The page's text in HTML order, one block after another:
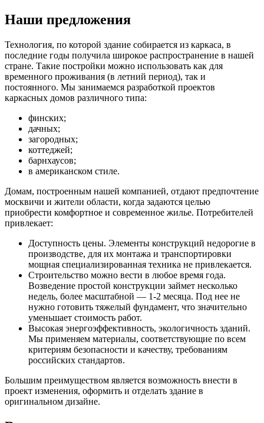
Наши предложения
Технология, по которой здание собирается из каркаса, в
последние годы получила широкое распространение в нашей
стране. Такие постройки можно использовать как для
временного проживания (в летний период), так и
постоянного. Мы занимаемся разработкой проектов
каркасных домов различного типа:
финских;
дачных;
загородных;
коттеджей;
барнхаусов;
в американском стиле.
Домам, построенным нашей компанией, отдают предпочтение
москвичи и жители области, когда задаются целью
приобрести комфортное и современное жилье. Потребителей
привлекает:
Доступность цены. Элементы конструкций недорогие в
производстве, для их монтажа и транспортировки
мощная специализированная техника не привлекается.
Строительство можно вести в любое время года.
Возведение простой конструкции займет несколько
недель, более масштабной — 1-2 месяца. Под нее не
нужно готовить тяжелый фундамент, что значительно
уменьшает стоимость работ.
Высокая энергоэффективность, экологичность зданий.
Мы применяем материалы, соответствующие по всем
критериям безопасности и качеству, требованиям
российских стандартов.
Большим преимуществом является возможность внести в
проект изменения, оформить и отделать здание в
оригинальном дизайне.